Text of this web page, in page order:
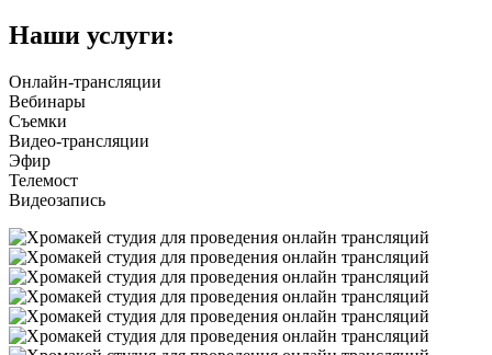
Наши услуги:
Онлайн-трансляции
Вебинары
Съемки
Видео-трансляции
Эфир
Телемост
Видеозапись